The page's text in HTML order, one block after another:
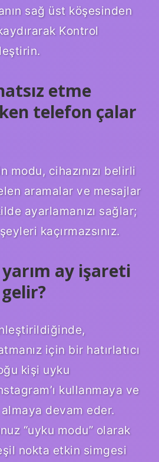
sağ üst köşesinden
Kontrol
etme
telefon çalar
modu, cihazınızı belirli
aramalar ve mesajlar
ayarlamanızı sağlar;
kaçırmazsınız.
ay işareti
için bir hatırlatıcı
kişi uyku
kullanmaya ve
devam eder.
“uyku modu” olarak
nokta etkin simgesi